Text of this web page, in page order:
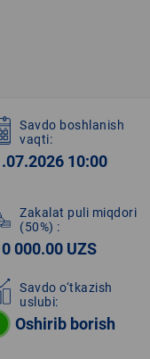
Savdo boshlanish
vaqti:
10:00
Zakalat puli miqdori
(50%) :
000.00 UZS
Savdo o‘tkazish
uslubi:
Oshirib borish